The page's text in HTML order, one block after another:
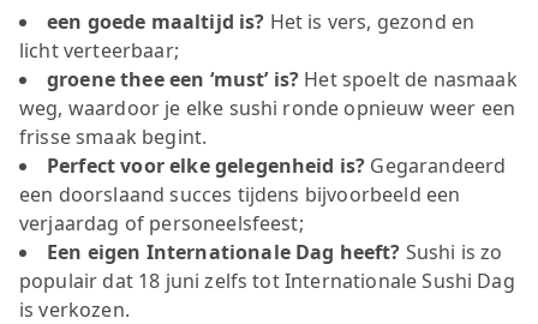
een goede maaltijd is? Het is vers, gezond en
licht verteerbaar;
groene thee een ‘must’ is? Het spoelt de nasmaak
weg, waardoor je elke sushi ronde opnieuw weer een
frisse smaak begint.
Perfect voor elke gelegenheid is? Gegarandeerd
een doorslaand succes tijdens bijvoorbeeld een
verjaardag of personeelsfeest;
Een eigen Internationale Dag heeft? Sushi is zo
populair dat 18 juni zelfs tot Internationale Sushi Dag
is verkozen.